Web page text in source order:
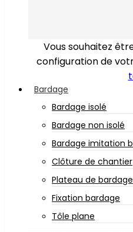
Vous souhaitez
configuration de
Bardage
Bardage isolé
Bardage non isolé
Bardage imitation
Clôture de chantier
Plateau de bardage
Fixation bardage
Tôle plane